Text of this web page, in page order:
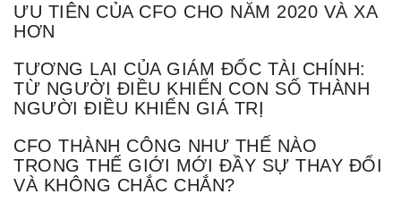
ƯU TIÊN CỦA CFO CHO NĂM 2020 VÀ XA
HƠN
TƯƠNG LAI CỦA GIÁM ĐỐC TÀI CHÍNH:
TỪ NGƯỜI ĐIỀU KHIỂN CON SỐ THÀNH
NGƯỜI ĐIỀU KHIỂN GIÁ TRỊ
CFO THÀNH CÔNG NHƯ THẾ NÀO
TRONG THẾ GIỚI MỚI ĐẦY SỰ THAY ĐỔI
VÀ KHÔNG CHẮC CHẮN?